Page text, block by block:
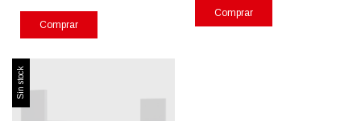
Comprar
Comprar
Sin stock